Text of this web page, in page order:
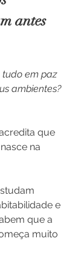
antes
tudo em paz
ambientes?
que
na
e
que a
muito